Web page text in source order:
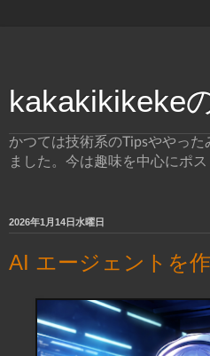
kakakikikeke
かつては技術系のTipsややっ
ました。今は趣味を中心にポ
2026年1月14日水曜日
AI エージェントを